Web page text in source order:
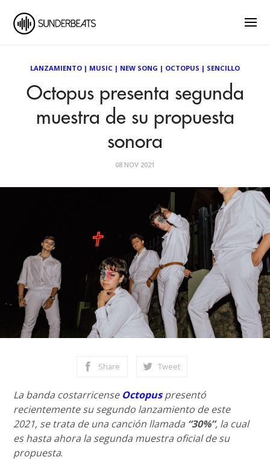
LANZAMIENTO | MUSIC | NEW SONG | OCTOPUS | SENCILLO
Octopus presenta segunda
muestra de su propuesta
sonora
08 NOV 2021
Share Tweet
La banda costarricense Octopuspresentó
recientemente su segundo lanzamiento de este
2021, se trata de una canción llamada “30%”, la cual
es hasta ahora la segunda muestra oficial de su
propuesta.